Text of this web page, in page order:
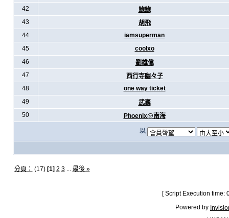
42
鮑鮑
43
胡飛
44
iamsuperman
45
coolxo
46
劉雄偉
47
西行寺幽々子
48
one way ticket
49
武襄
50
Phoenix@南海
以
分頁： (17) [1] 2 3... 最後 »
[ Script Execution
Powered by